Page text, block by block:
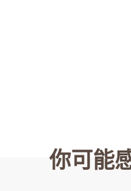
你可能